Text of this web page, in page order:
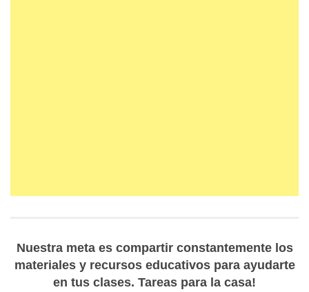
Nuestra meta es compartir constantemente los
materiales y recursos educativos para ayudarte
en tus clases. Tareas para la casa!